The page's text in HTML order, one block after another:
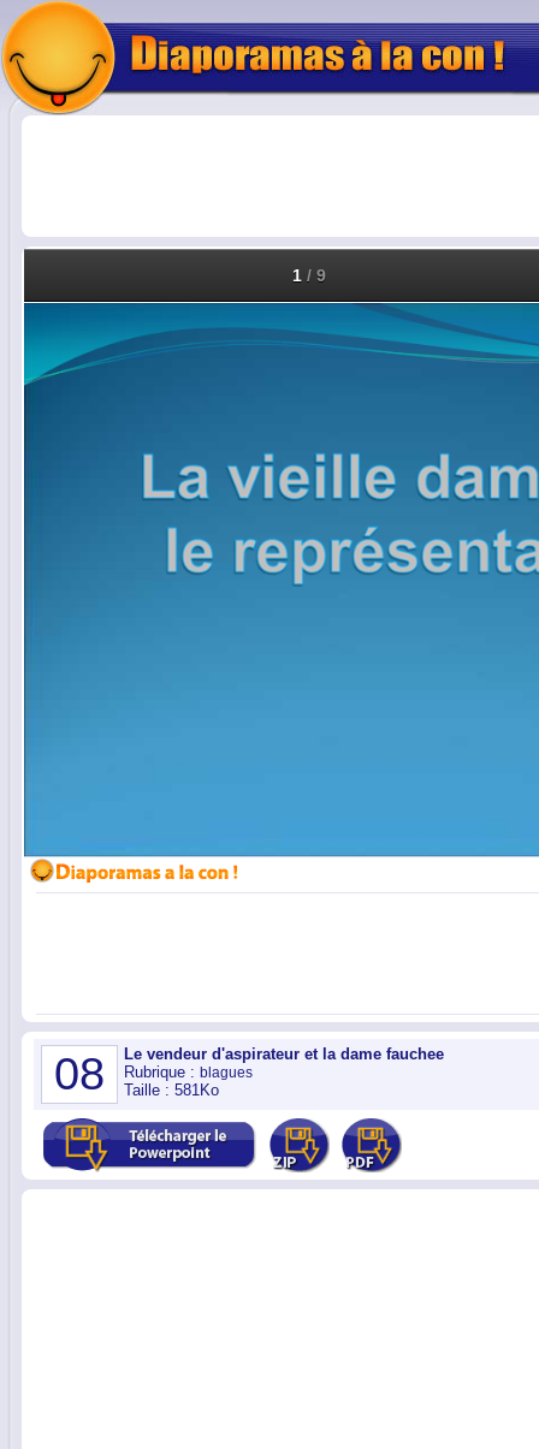
08
Le vendeur d'aspirateur et la dame fauchee
Rubrique : blagues
Taille : 581Ko